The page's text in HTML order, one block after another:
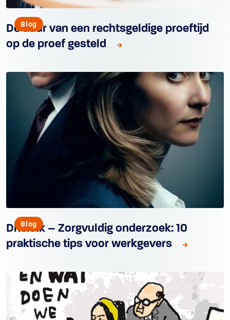
Blog
De duur van een rechtsgeldige proeftijd
op de proef gesteld
Blog
Drieluik – Zorgvuldig onderzoek: 10
praktische tips voor werkgevers